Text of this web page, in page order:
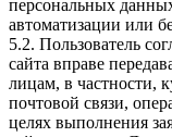
персональных
автоматизации или
5.2. Пользователь
сайта вправе
лицам, в частности,
почтовой связи,
целях выполнения